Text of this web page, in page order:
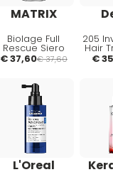
MATRIX
Biolage Full
Rescue Siero
Rivitalizzante
50ml
€ 37,60€ 37,60
205
Hair
€
L'Oreal